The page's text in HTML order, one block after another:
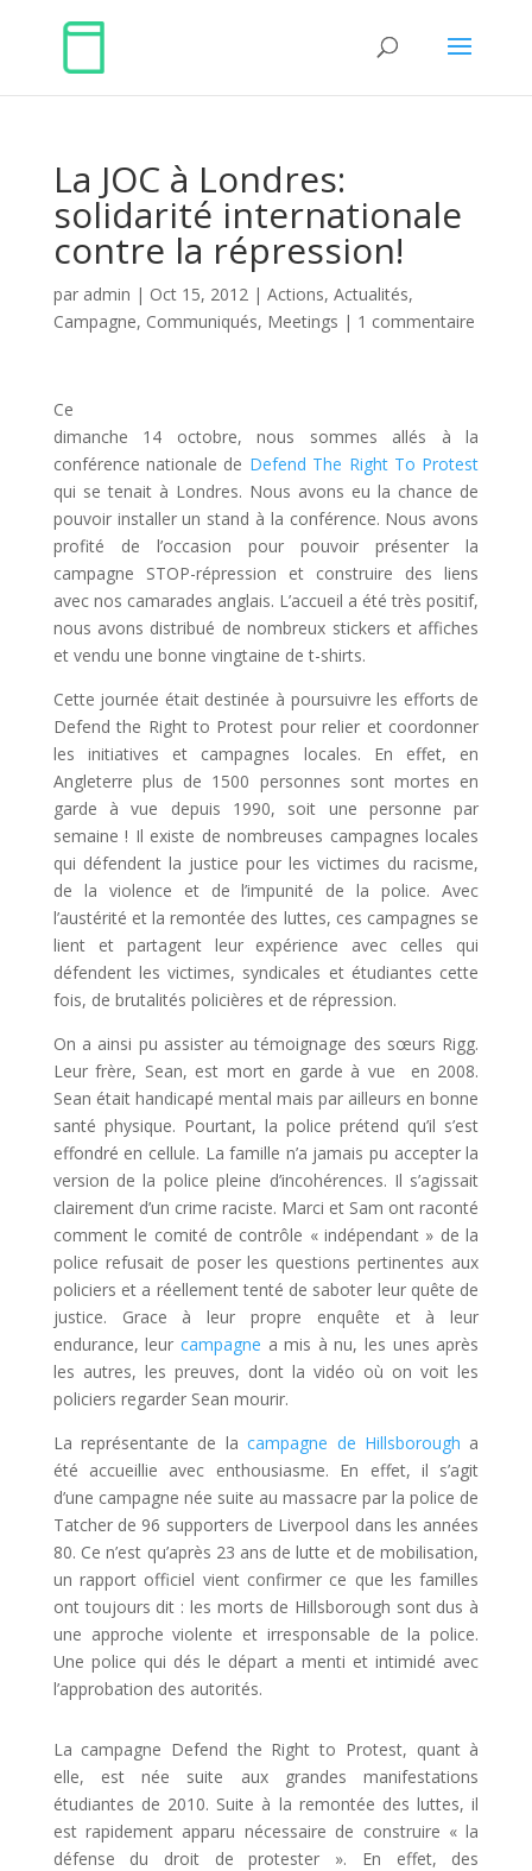
La JOC à Londres:
solidarité internationale
contre la répression!
par admin | Oct 15, 2012| Actions, Actualités,
Campagne, Communiqués, Meetings | 1 commentaire
Ce
dimanche 14 octobre, nous sommes allés à la
conférence nationale de Defend The Right To Protest
qui se tenait à Londres. Nous avons eu la chance de
pouvoir installer un stand à la conférence. Nous avons
profité de l’occasion pour pouvoir présenter la
campagne STOP-répression et construire des liens
avec nos camarades anglais. L’accueil a été très positif,
nous avons distribué de nombreux stickers et affiches
et vendu une bonne vingtaine de t-shirts.
Cette journée était destinée à poursuivre les efforts de
Defend the Right to Protest pour relier et coordonner
les initiatives et campagnes locales. En effet, en
Angleterre plus de 1500 personnes sont mortes en
garde à vue depuis 1990, soit une personne par
semaine ! Il existe de nombreuses campagnes locales
qui défendent la justice pour les victimes du racisme,
de la violence et de l’impunité de la police. Avec
l’austérité et la remontée des luttes, ces campagnes se
lient et partagent leur expérience avec celles qui
défendent les victimes, syndicales et étudiantes cette
fois, de brutalités policières et de répression.
On a ainsi pu assister au témoignage des sœurs Rigg.
Leur frère, Sean, est mort en garde à vue en 2008.
Sean était handicapé mental mais par ailleurs en bonne
santé physique. Pourtant, la police prétend qu’il s’est
effondré en cellule. La famille n’a jamais pu accepter la
version de la police pleine d’incohérences. Il s’agissait
clairement d’un crime raciste. Marci et Sam ont raconté
comment le comité de contrôle « indépendant » de la
police refusait de poser les questions pertinentes aux
policiers et a réellement tenté de saboter leur quête de
justice. Grace à leur propre enquête et à leur
endurance, leur campagne a mis à nu, les unes après
les autres, les preuves, dont la vidéo où on voit les
policiers regarder Sean mourir.
La représentante de lacampagne de Hillsborough a
été accueillie avec enthousiasme. En effet, il s’agit
d’une campagne née suite au massacre par la police de
Tatcher de 96 supporters de Liverpool dans les années
80. Ce n’est qu’après 23 ans de lutte et de mobilisation,
un rapport officiel vient confirmer ce que les familles
ont toujours dit : les morts de Hillsborough sont dus à
une approche violente et irresponsable de la police.
Une police qui dés le départ a menti et intimidé avec
l’approbation des autorités.
La campagne Defend the Right to Protest, quant à
elle, est née suite aux grandes manifestations
étudiantes de 2010. Suite à la remontée des luttes, il
est rapidement apparu nécessaire de construire « la
défense du droit de protester ». En effet, des